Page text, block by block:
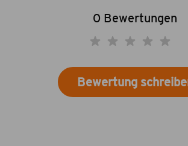
0 Bewertungen
Bewertung